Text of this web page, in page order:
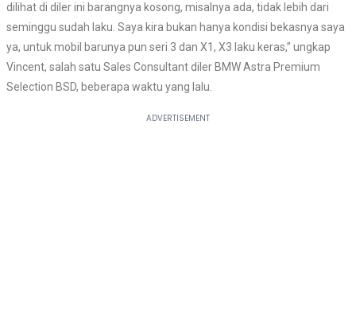
dilihat di diler ini barangnya kosong, misalnya ada, tidak lebih dari
seminggu sudah laku. Saya kira bukan hanya kondisi bekasnya saya
ya, untuk mobil barunya pun seri 3 dan X1, X3 laku keras,” ungkap
Vincent, salah satu Sales Consultant diler BMW Astra Premium
Selection BSD, beberapa waktu yang lalu.